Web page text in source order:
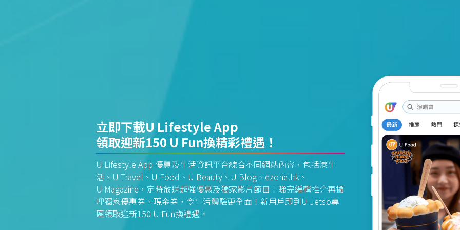
立即下載U Lifestyle App
領取迎新150 U Fun換精彩禮遇！
U Lifestyle App 優惠及生活資訊平台綜合不同網站內容，包括港生
活、U Travel、U Food、U Beauty、U Blog、ezone.hk、
U Magazine，定時放送超強優惠及獨家影片節目！睇完編輯推介再攞
埋獨家優惠券、現金券，令生活體驗更全面！新用戶即到U Jetso專
區領取迎新150 U Fun換禮遇。